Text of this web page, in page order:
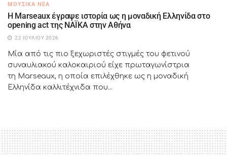
ΜΟΥΣΙΚΆ ΝΈΑ
H Marseaux έγραψε ιστορία ως η μοναδική Ελληνίδα στο
opening act της NAÏKA στην Αθήνα
22 ΙΟΥΛΊΟΥ 2026
Μία από τις πιο ξεχωριστές στιγμές του φετινού
συναυλιακού καλοκαιριού είχε πρωταγωνίστρια
τη Marseaux, η οποία επιλέχθηκε ως η μοναδική
Ελληνίδα καλλιτέχνιδα που...